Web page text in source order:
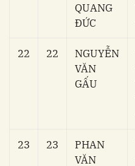
QUANG
ĐỨC
22 22
NGUYỄN
VĂN
GẤU
23 23
PHAN
VĂN